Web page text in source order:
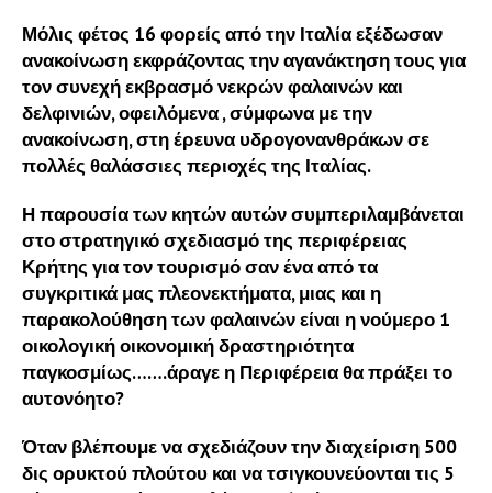
Μόλις φέτος 16 φορείς από την Ιταλία εξέδωσαν
ανακοίνωση εκφράζοντας την αγανάκτηση τους για
τον συνεχή εκβρασμό νεκρών φαλαινών και
δελφινιών, οφειλόμενα , σύμφωνα με την
ανακοίνωση, στη έρευνα υδρογονανθράκων σε
πολλές θαλάσσιες περιοχές της Ιταλίας.
Η παρουσία των κητών αυτών συμπεριλαμβάνεται
στο στρατηγικό σχεδιασμό της περιφέρειας
Κρήτης για τον τουρισμό σαν ένα από τα
συγκριτικά μας πλεονεκτήματα, μιας και η
παρακολούθηση των φαλαινών είναι η νούμερο 1
οικολογική οικονομική δραστηριότητα
παγκοσμίως…….άραγε η Περιφέρεια θα πράξει το
αυτονόητο?
Όταν βλέπουμε να σχεδιάζουν την διαχείριση 500
δις ορυκτού πλούτου και να τσιγκουνεύονται τις 5